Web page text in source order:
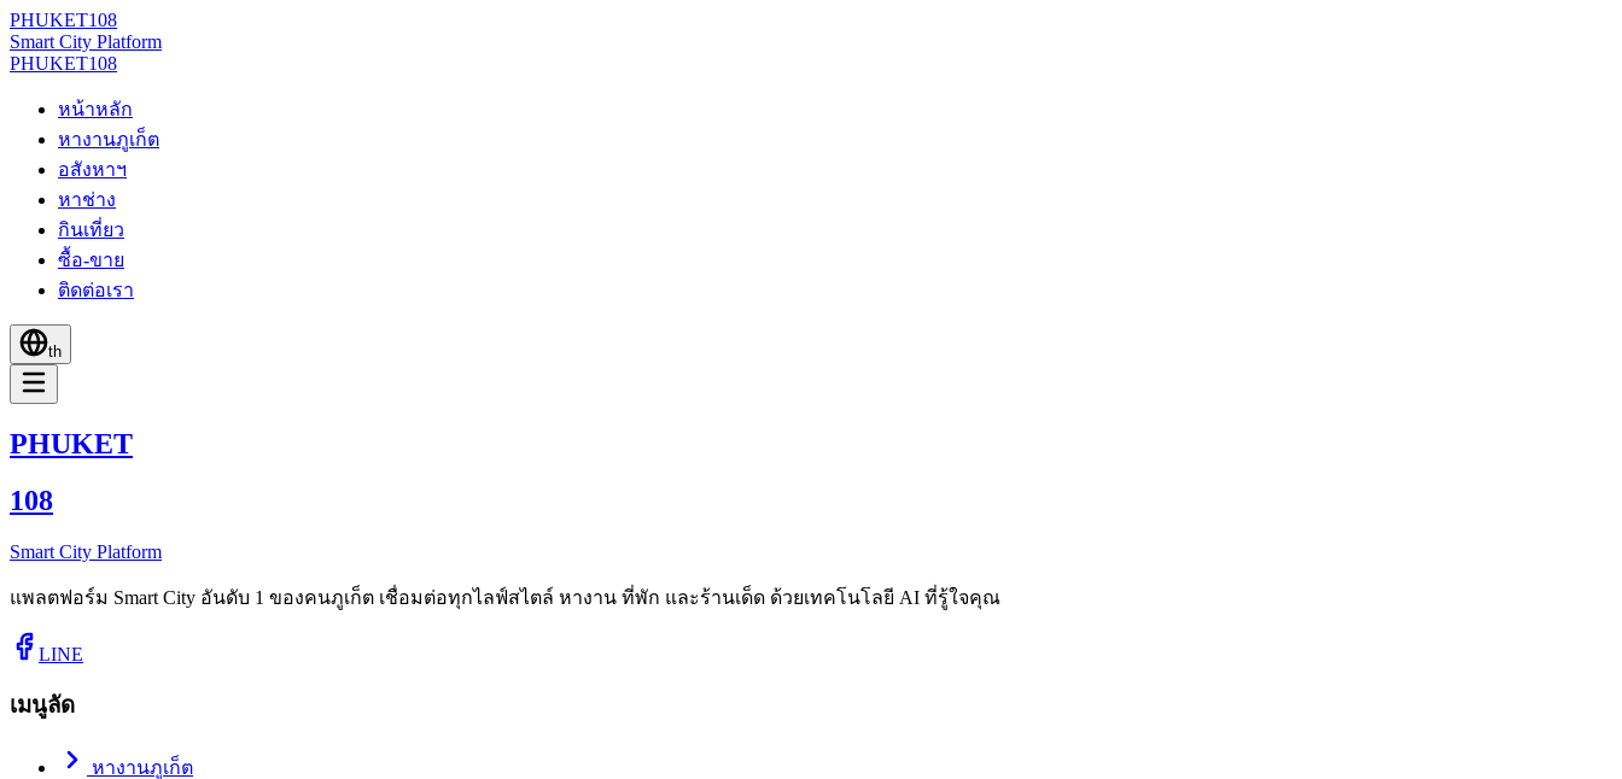
PHUKET108
Smart City Platform
PHUKET108
หน้าหลัก
หางานภูเก็ต
อสังหาฯ
หาช่าง
กินเที่ยว
ซื้อ-ขาย
ติดต่อเรา
th
PHUKET
108
Smart City Platform
แพลตฟอร์ม Smart City อันดับ 1 ของคนภูเก็ต เชื่อมต่อทุกไลฟ์สไตล์ หางาน ที่พัก และร้านเด็ด ด้วยเทคโนโลยี AI ที่รู้ใจคุณ
LINE
เมนูลัด
หางานภูเก็ต